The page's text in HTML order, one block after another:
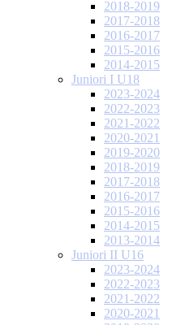
2018-2019
2017-2018
2016-2017
2015-2016
2014-2015
Juniori I U18
2023-2024
2022-2023
2021-2022
2020-2021
2019-2020
2018-2019
2017-2018
2016-2017
2015-2016
2014-2015
2013-2014
Juniori II U16
2023-2024
2022-2023
2021-2022
2020-2021